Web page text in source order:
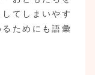
てしまいやす
ためにも語彙